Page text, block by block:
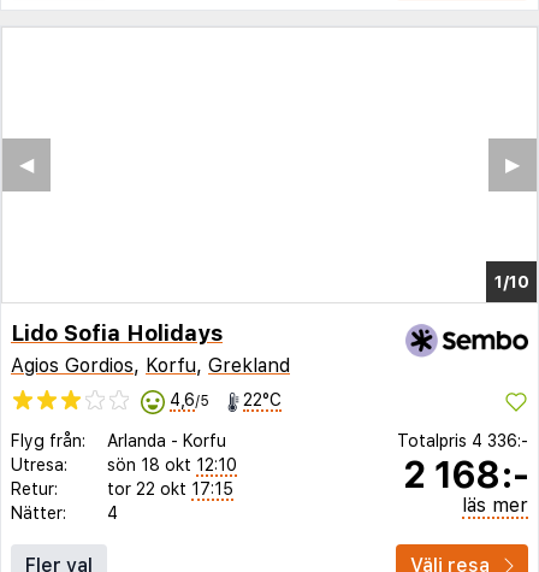
1/4
▶︎
◀︎
Lido Sofia Holidays
Agios Gordios, Korfu, Grekland
4,6/5 22°C
Flyg från: Arlanda - Korfu
Utresa:
sön 18 okt 12:10
Retur:
tor 22 okt 17:15
Nätter:
4
Totalpris 4 336:-
2 168:-
läs mer
Fler val Välj resa